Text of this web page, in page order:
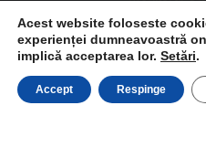
Servicii
Anunțuri
Comunitate
Acest website foloseste
experienței dumneavoastră
implică acceptarea lor. Setări.
Accept Respinge